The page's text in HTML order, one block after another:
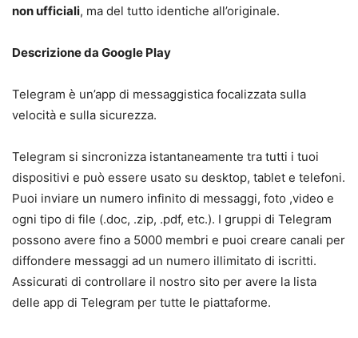
non ufficiali, ma del tutto identiche all’originale.
Descrizione da Google Play
Telegram è un’app di messaggistica focalizzata sulla
velocità e sulla sicurezza.
Telegram si sincronizza istantaneamente tra tutti i tuoi
dispositivi e può essere usato su desktop, tablet e telefoni.
Puoi inviare un numero infinito di messaggi, foto ,video e
ogni tipo di file (.doc, .zip, .pdf, etc.). I gruppi di Telegram
possono avere fino a 5000 membri e puoi creare canali per
diffondere messaggi ad un numero illimitato di iscritti.
Assicurati di controllare il nostro sito per avere la lista
delle app di Telegram per tutte le piattaforme.